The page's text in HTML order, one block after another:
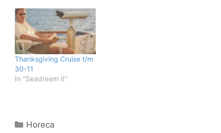
in Haarlem gevolgd waar
ik de opleiding voor kok/
kelner afmaakte. In
Amsterdam heb ik een
jaartje op de middelbare
hotelschool gezeten,
deze niet afgemaakt…
Thanksgiving Cruise t/m
30-11
In "Seadream II"
Categorieën
Horeca